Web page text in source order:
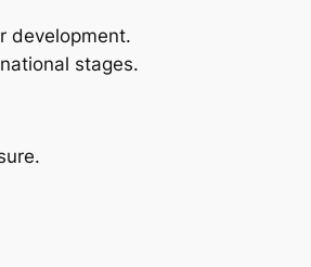
development.
stages.